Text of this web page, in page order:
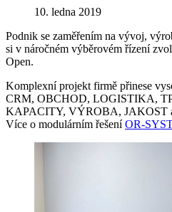
10. ledna 2019
Podnik se zaměřením na vývoj,
si v náročném výběrovém řízení
Open.
Komplexní projekt firmě přinese
CRM, OBCHOD, LOGISTIKA,
KAPACITY, VÝROBA, JAKOST
Více o modulárním řešeníOR-